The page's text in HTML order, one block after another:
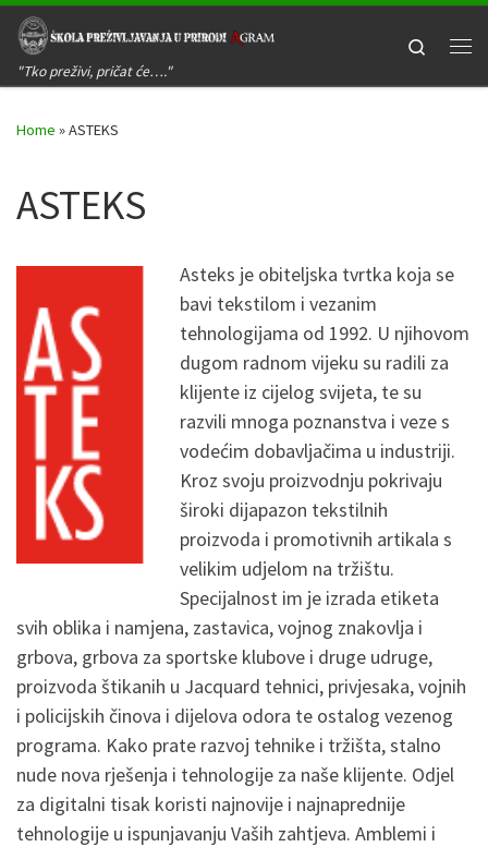
Skip to content
"Tko preživi, pričat će…."
Search
Home »ASTEKS
ASTEKS
Asteks je obiteljska tvrtka koja se
bavi tekstilom i vezanim
tehnologijama od 1992. U njihovom
dugom radnom vijeku su radili za
klijente iz cijelog svijeta, te su
razvili mnoga poznanstva i veze s
vodećim dobavljačima u industriji.
Kroz svoju proizvodnju pokrivaju
široki dijapazon tekstilnih
proizvoda i promotivnih artikala s
velikim udjelom na tržištu.
Specijalnost im je izrada etiketa
svih oblika i namjena, zastavica, vojnog znakovlja i
grbova, grbova za sportske klubove i druge udruge,
proizvoda štikanih u Jacquard tehnici, privjesaka, vojnih
i policijskih činova i dijelova odora te ostalog vezenog
programa. Kako prate razvoj tehnike i tržišta, stalno
nude nova rješenja i tehnologije za naše klijente. Odjel
za digitalni tisak koristi najnovije i najnaprednije
tehnologije u ispunjavanju Vaših zahtjeva. Amblemi i